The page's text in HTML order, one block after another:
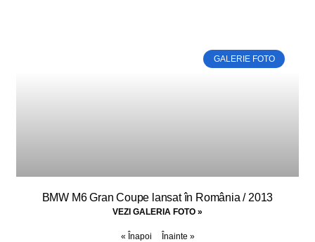
GALERIE FOTO
BMW M6 Gran Coupe lansat în România / 2013
VEZI GALERIA FOTO »
« Înapoi Înainte »